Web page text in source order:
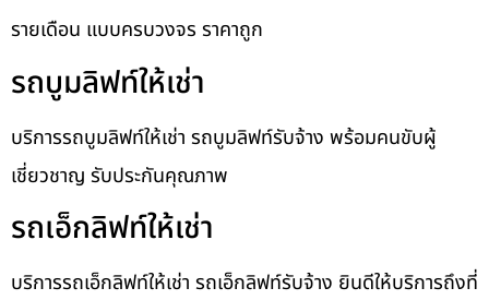
รายเดือน แบบครบวงจร ราคาถูก
รถบูมลิฟท์ให้เช่า
บริการรถบูมลิฟท์ให้เช่า รถบูมลิฟท์รับจ้าง พร้อมคนขับผู้
เชี่ยวชาญ รับประกันคุณภาพ
รถเอ็กลิฟท์ให้เช่า
บริการรถเอ็กลิฟท์ให้เช่า รถเอ็กลิฟท์รับจ้าง ยินดีให้บริการถึงที่